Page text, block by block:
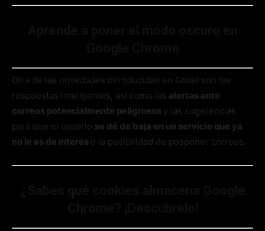
Otra de las novedades introducidas en Gmail son las
respuestas inteligentes, así como las alertas ante
correos potencialmente peligrosos y las sugerencias
para que el usuario se dé de baja en un servicio que ya
no le es de interés o la posibilidad de posponer correos.